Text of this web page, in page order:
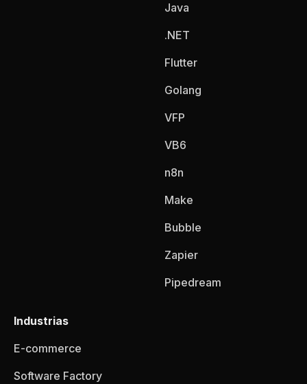
Java
.NET
Flutter
Golang
VFP
VB6
n8n
Make
Bubble
Zapier
Pipedream
Industrias
E-commerce
Software Factory